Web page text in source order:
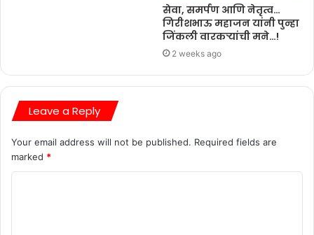
सेवा, समर्पण आणि नेतृत्व…
गिरीशभाऊ महाजन यांनी पुन्हा
जिंकली वारकऱ्यांची मने…!
2 weeks ago
Leave a Reply
Your email address will not be published. Required fields are
marked *